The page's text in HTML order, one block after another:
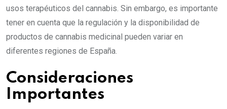
usos terapéuticos del cannabis. Sin embargo, es importante
tener en cuenta que la regulación y la disponibilidad de
productos de cannabis medicinal pueden variar en
diferentes regiones de España.
Consideraciones
Importantes